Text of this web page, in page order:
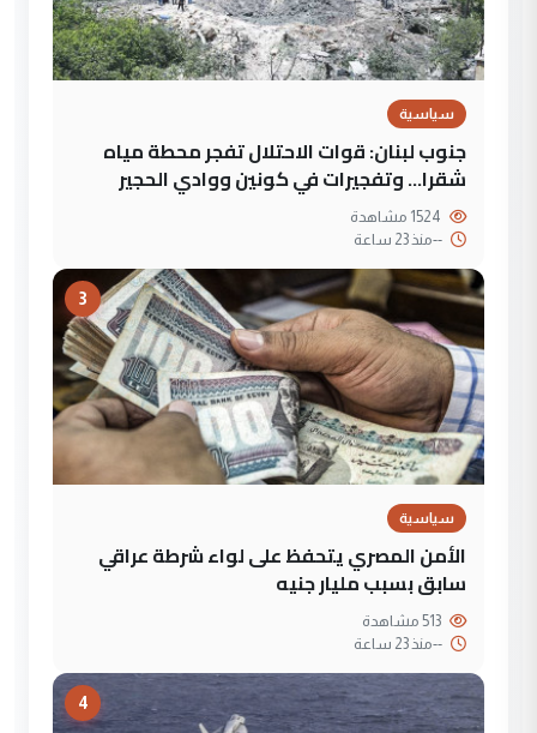
سياسية
جنوب لبنان: قوات الاحتلال تفجر محطة مياه
شقرا… وتفجيرات في كونين ووادي الحجير
--منذ 23 ساعة
3
سياسية
الأمن المصري يتحفظ على لواء شرطة عراقي
سابق بسبب مليار جنيه
--منذ 23 ساعة
4